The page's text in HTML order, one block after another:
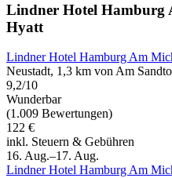
Lindner Hotel Hamburg
Hyatt
Lindner Hotel Hamburg Am
Neustadt, 1,3 km von Am
9,2/10
Wunderbar
(1.009 Bewertungen)
122 €
inkl. Steuern & Gebühren
16. Aug.–17. Aug.
Lindner Hotel Hamburg Am